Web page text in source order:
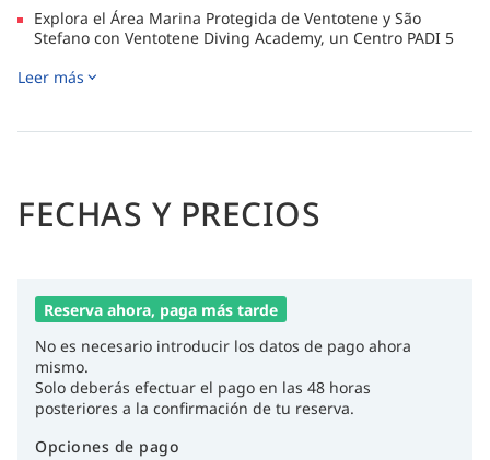
Explora el Área Marina Protegida de Ventotene y São
Stefano con Ventotene Diving Academy, un Centro PADI 5
diarios para todos los niveles.
Leer más
FECHAS Y PRECIOS
Reserva ahora, paga más tarde
No es necesario introducir los datos de pago ahora
mismo.
Solo deberás efectuar el pago en las 48 horas
posteriores a la confirmación de tu reserva.
Opciones de pago